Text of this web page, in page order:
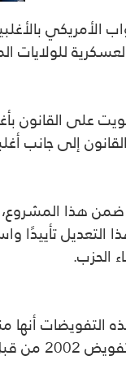
للولايات
إلى جانب
الحزب.
التفويضات